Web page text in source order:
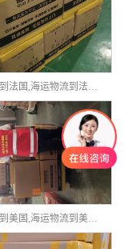
出国搬家到法国,海运物流到法国,出国搬家家具海运到法国
出国搬家到美国,海运物流到美国,出国搬家家具海运到美国